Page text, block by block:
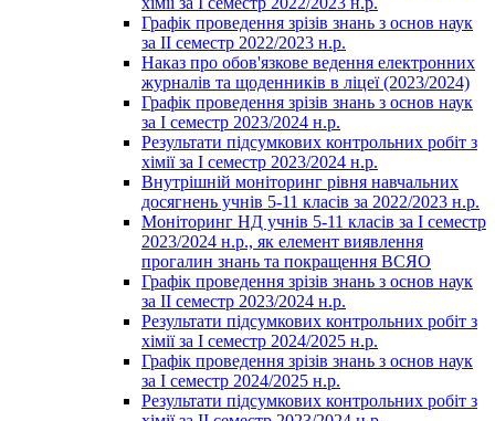
Графік проведення зрізів знань з основ наук
за ІІ семестр 2022/2023 н.р.
Наказ про обов'язкове ведення електронних
журналів та щоденників в ліцеї (2023/2024)
Графік проведення зрізів знань з основ наук
за І семестр 2023/2024 н.р.
Результати підсумкових контрольних робіт з
хімії за І семестр 2023/2024 н.р.
Внутрішній моніторинг рівня навчальних
досягнень учнів 5-11 класів за 2022/2023 н.р.
Моніторинг НД учнів 5-11 класів за І семестр
2023/2024 н.р., як елемент виявлення
прогалин знань та покращення ВСЯО
Графік проведення зрізів знань з основ наук
за ІІ семестр 2023/2024 н.р.
Результати підсумкових контрольних робіт з
хімії за І семестр 2024/2025 н.р.
Графік проведення зрізів знань з основ наук
за І семестр 2024/2025 н.р.
Результати підсумкових контрольних робіт з